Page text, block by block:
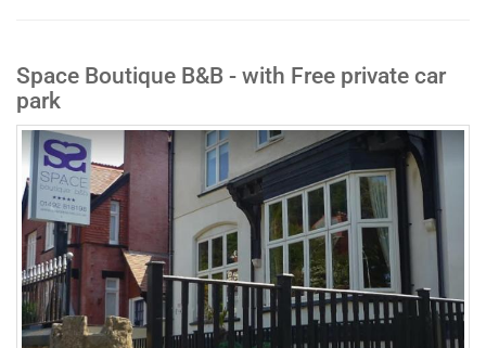
Space Boutique B&B - with Free private car
park